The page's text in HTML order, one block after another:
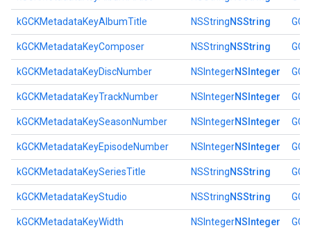
kGCKMetadataKeyAlbumTitle NSStringNSString
kGCKMetadataKeyComposer NSStringNSString
kGCKMetadataKeyDiscNumber NSIntegerNSInteger
kGCKMetadataKeyTrackNumber NSIntegerNSInteger
kGCKMetadataKeySeasonNumber NSIntegerNSInteger
kGCKMetadataKeyEpisodeNumber NSIntegerNSInteger
kGCKMetadataKeySeriesTitle NSStringNSString
kGCKMetadataKeyStudio NSStringNSString
kGCKMetadataKeyWidth NSIntegerNSInteger